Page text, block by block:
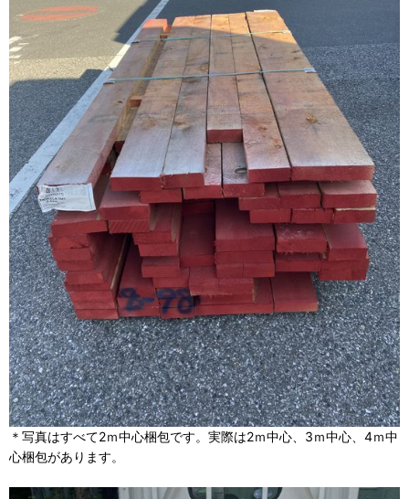
＊写真はすべて2ｍ中心梱包です。実際は2ｍ中心、3ｍ中心、4ｍ中
心梱包があります。